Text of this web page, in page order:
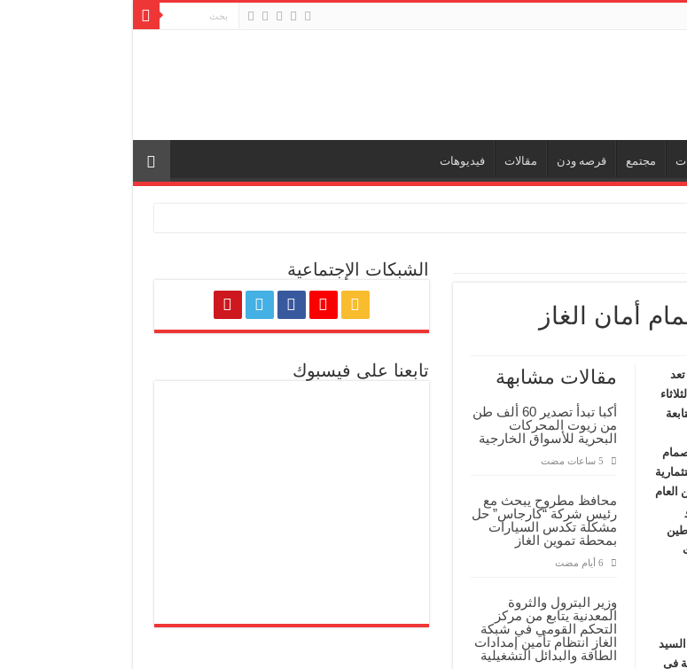
مجتمع قرصه ودن مقالات فيديوهات
التفاهم لربط اكتشافات الشركة في قبرص بالبنية التحتية المصرية
صعيد مصر على خريطة الاستثمار البترولي
أمان الغاز
مقالات مشابهة
أكبا تبدأ تصدير 60 ألف طن
من زيوت المحركات
البحرية للأسواق الخارجية
محافظ مطروح يبحث مع
رئيس شركة “كارجاس” حل
مشكلة تكدس السيارات
بمحطة تموين الغاز
وزير البترول والثروة
المعدنية يتابع من مركز
التحكم القومي في شبكة
الغاز انتظام تأمين إمدادات
الطاقة والبدائل التشغيلية
استثمارية
العام
فى
الشبكات الإجتماعية
تابعنا على فيسبوك